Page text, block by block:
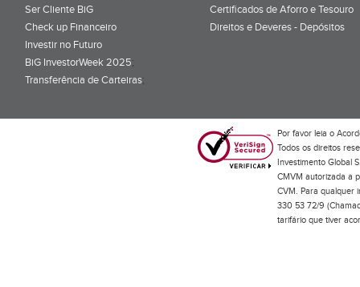
Ser Cliente BiG
Check up Financeiro
Investir no Futuro
BiG InvestorWeek 2025;
Transferência de Carteiras;
Certificados de Aforro e Tesouro
Direitos e Deveres - Depósitos
Por favor leia o
Todos os direitos
Investimento Global
CMVM autorizada a
CVM. Para qualquer
330 53 72/9
tarifário que tiver